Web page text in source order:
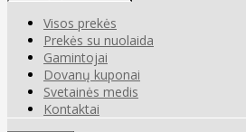
Visos prekės
Prekės su nuolaida
Gamintojai
Dovanų kuponai
Svetainės medis
Kontaktai